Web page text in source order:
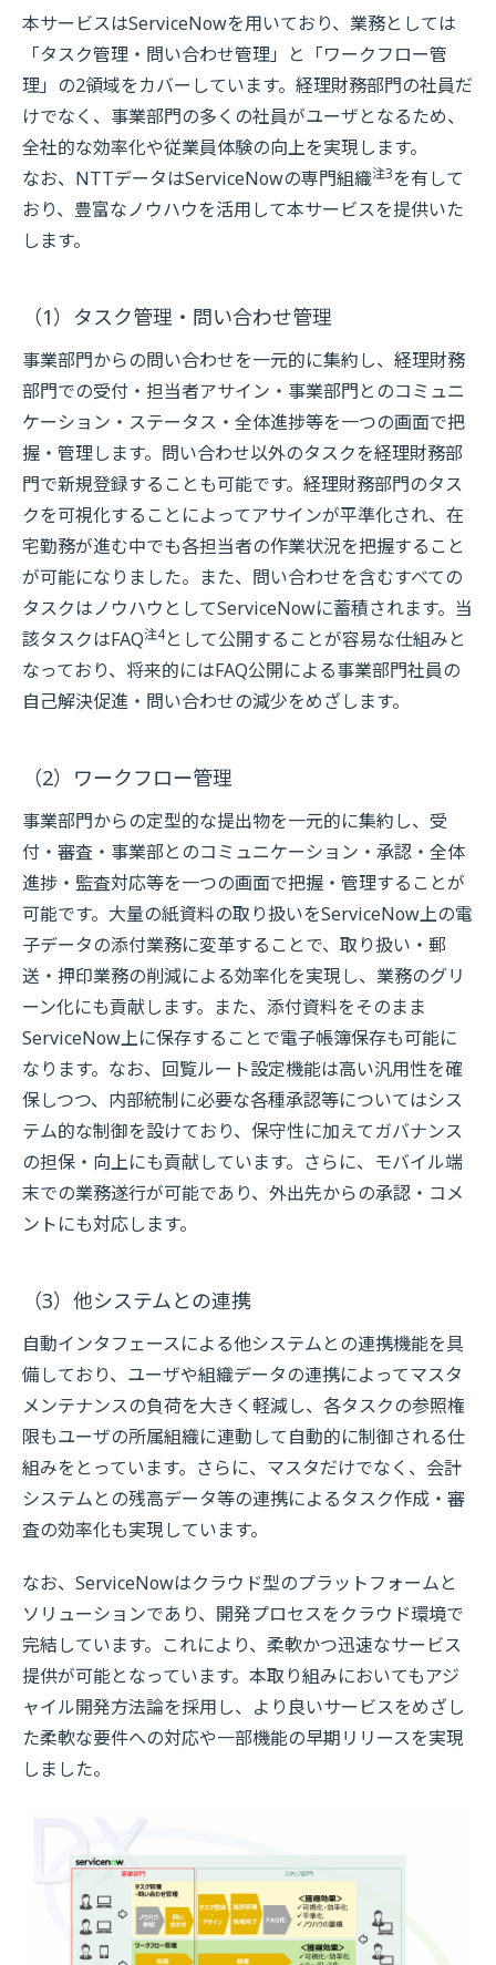
本サービスはServiceNowを用いており、業務としては
「タスク管理・問い合わせ管理」と「ワークフロー管
理」の2領域をカバーしています。経理財務部門の社員だ
けでなく、事業部門の多くの社員がユーザとなるため、
全社的な効率化や従業員体験の向上を実現します。
なお、NTTデータはServiceNowの専門組織注3を有して
おり、豊富なノウハウを活用して本サービスを提供いた
します。
（1）タスク管理・問い合わせ管理
事業部門からの問い合わせを一元的に集約し、経理財務
部門での受付・担当者アサイン・事業部門とのコミュニ
ケーション・ステータス・全体進捗等を一つの画面で把
握・管理します。問い合わせ以外のタスクを経理財務部
門で新規登録することも可能です。経理財務部門のタス
クを可視化することによってアサインが平準化され、在
宅勤務が進む中でも各担当者の作業状況を把握すること
が可能になりました。また、問い合わせを含むすべての
タスクはノウハウとしてServiceNowに蓄積されます。当
該タスクはFAQ注4として公開することが容易な仕組みと
なっており、将来的にはFAQ公開による事業部門社員の
自己解決促進・問い合わせの減少をめざします。
（2）ワークフロー管理
事業部門からの定型的な提出物を一元的に集約し、受
付・審査・事業部とのコミュニケーション・承認・全体
進捗・監査対応等を一つの画面で把握・管理することが
可能です。大量の紙資料の取り扱いをServiceNow上の電
子データの添付業務に変革することで、取り扱い・郵
送・押印業務の削減による効率化を実現し、業務のグリ
ーン化にも貢献します。また、添付資料をそのまま
ServiceNow上に保存することで電子帳簿保存も可能に
なります。なお、回覧ルート設定機能は高い汎用性を確
保しつつ、内部統制に必要な各種承認等についてはシス
テム的な制御を設けており、保守性に加えてガバナンス
の担保・向上にも貢献しています。さらに、モバイル端
末での業務遂行が可能であり、外出先からの承認・コメ
ントにも対応します。
（3）他システムとの連携
自動インタフェースによる他システムとの連携機能を具
備しており、ユーザや組織データの連携によってマスタ
メンテナンスの負荷を大きく軽減し、各タスクの参照権
限もユーザの所属組織に連動して自動的に制御される仕
組みをとっています。さらに、マスタだけでなく、会計
システムとの残高データ等の連携によるタスク作成・審
査の効率化も実現しています。
なお、ServiceNowはクラウド型のプラットフォームと
ソリューションであり、開発プロセスをクラウド環境で
完結しています。これにより、柔軟かつ迅速なサービス
提供が可能となっています。本取り組みにおいてもアジ
ャイル開発方法論を採用し、より良いサービスをめざし
た柔軟な要件への対応や一部機能の早期リリースを実現
しました。